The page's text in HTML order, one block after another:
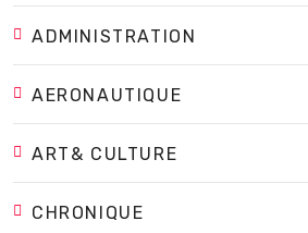
ADMINISTRATION
AERONAUTIQUE
ART& CULTURE
CHRONIQUE